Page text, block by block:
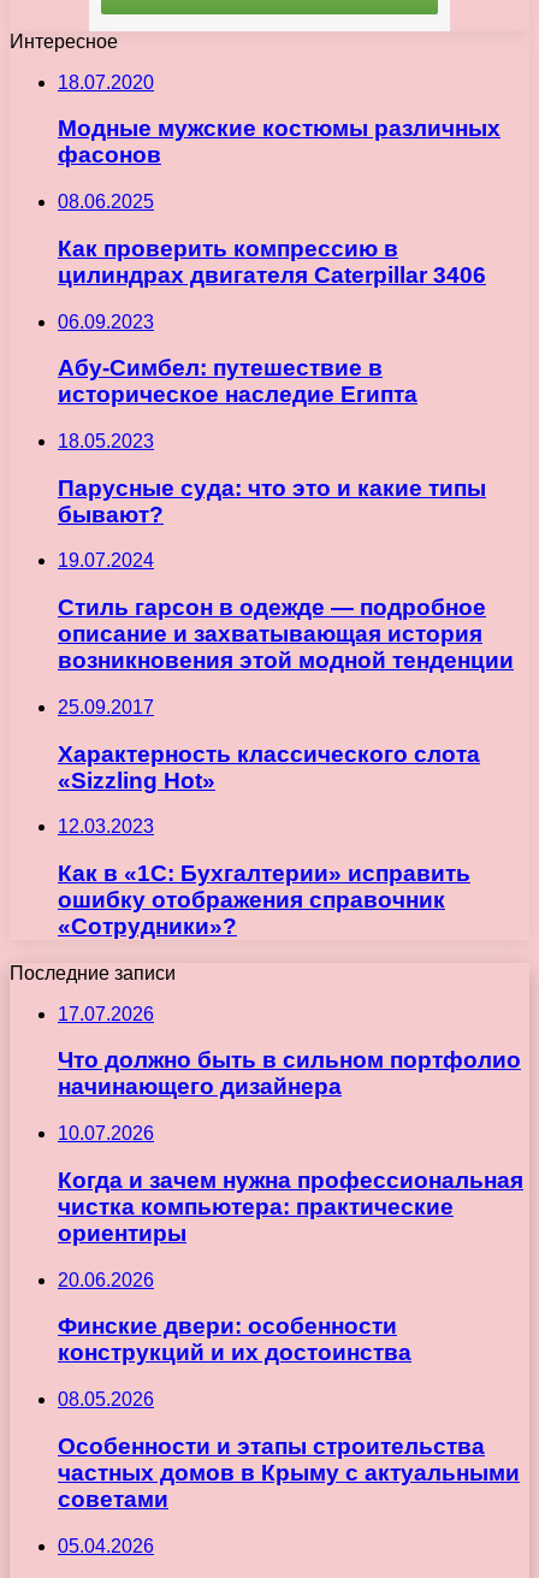
Интересное
18.07.2020
Модные мужские костюмы различных
фасонов
08.06.2025
Как проверить компрессию в
цилиндрах двигателя Caterpillar 3406
06.09.2023
Абу-Симбел: путешествие в
историческое наследие Египта
18.05.2023
Парусные суда: что это и какие типы
бывают?
19.07.2024
Стиль гарсон в одежде — подробное
описание и захватывающая история
возникновения этой модной тенденции
25.09.2017
Характерность классического слота
«Sizzling Hot»
12.03.2023
Как в «1С: Бухгалтерии» исправить
ошибку отображения справочник
«Сотрудники»?
Последние записи
17.07.2026
Что должно быть в сильном портфолио
начинающего дизайнера
10.07.2026
Когда и зачем нужна профессиональная
чистка компьютера: практические
ориентиры
20.06.2026
Финские двери: особенности
конструкций и их достоинства
08.05.2026
Особенности и этапы строительства
частных домов в Крыму с актуальными
советами
05.04.2026